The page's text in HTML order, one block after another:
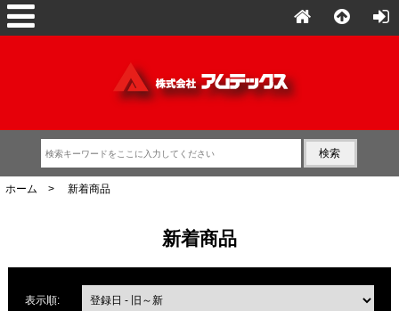
ホーム > 新着商品
新着商品
表示順: